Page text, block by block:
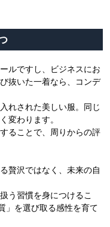
ルですし、ビジネスにお
抜いた一着なら、コンデ
れされた美しい服。同じ
変わります。
ることで、周りからの評
贅沢ではなく、未来の自
う習慣を身につけるこ
」を選び取る感性を育て